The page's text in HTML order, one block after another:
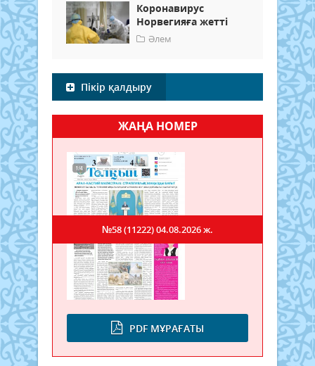
Коронавирус
Норвегияға жетті
Әлем
Пікір қалдыру
ЖАҢА НОМЕР
PDF МҰРАҒАТЫ
№58 (11222)04.08.2026 ж.